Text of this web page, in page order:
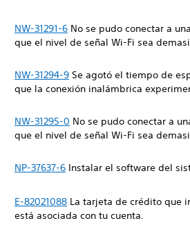
NW-31291-6 No se pudo conectar a
que el nivel de señal Wi-Fi sea
NW-31294-9 Se agotó el tiempo de
que la conexión inalámbrica
NW-31295-0 No se pudo conectar a
que el nivel de señal Wi-Fi sea
NP-37637-6 Instalar el software del
E-82021088 La tarjeta de crédito que
está asociada con tu cuenta.